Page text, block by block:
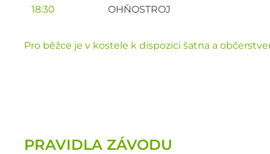
18:30 OHŇOSTROJ
Pro běžce je v kostele k dispozici šatna a
PRAVIDLA ZÁVODU